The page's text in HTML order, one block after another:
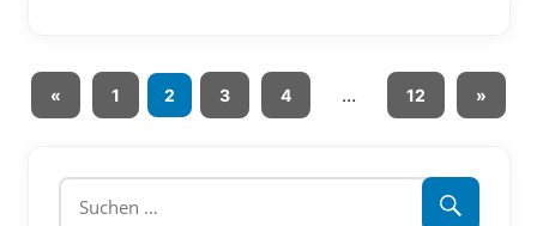
Seitennummerierung
Beiträge
«Vorherige
Beiträge
1 2 3 4 … 12 »